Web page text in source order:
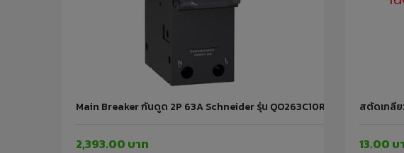
Main Breaker กันดูด 2P 63A Schneider รุ่น QO263C10RCBO30 ชิ้น ระบบ
2,393.00 บาท
สตัดเกลีย
13.00 บ